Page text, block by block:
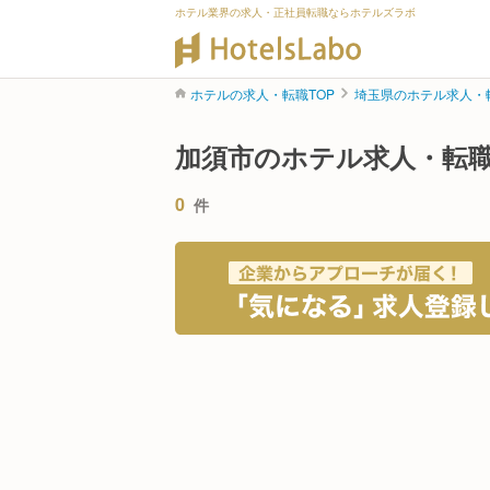
ホテル業界の求人・正社員転職ならホテルズラボ
ホテルの求人・転職TOP 埼玉県のホテル求人・
加須市のホテル求人・転
0 件